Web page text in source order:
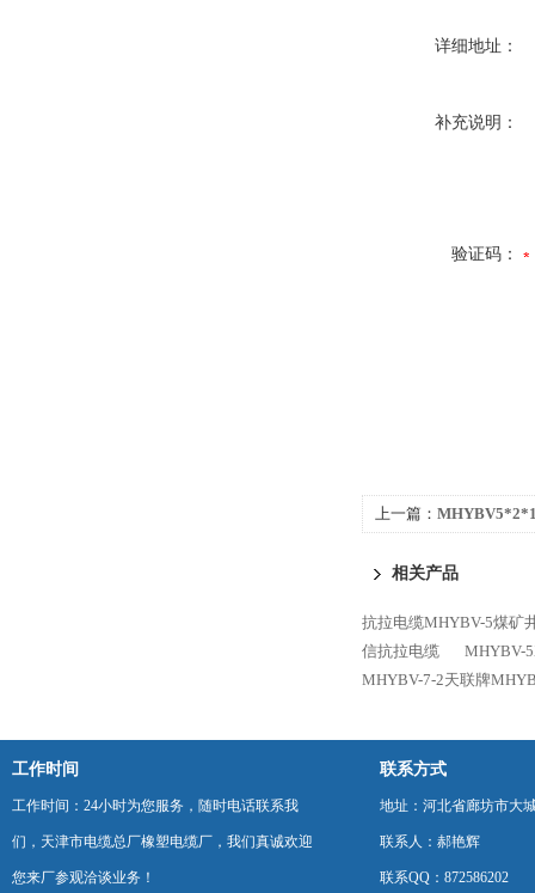
详细地址：
补充说明：
验证码：
上一篇：
相关产品
抗拉电缆MHYBV-5煤矿
信抗拉电缆
MHYBV-
MHYBV-7-2天联牌
工作时间
工作时间：24小时为您服务，随时电话联系我
们，天津市电缆总厂橡塑电缆厂，我们真诚欢迎
您来厂参观洽谈业务！
联系方式
地址：河北省廊坊市大
联系人：郝艳辉
联系QQ：872586202